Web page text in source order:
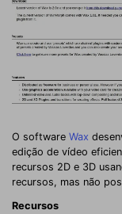
O software Wax
edição de vídeo
recursos 2D e 3D
recursos, mas não
Recursos